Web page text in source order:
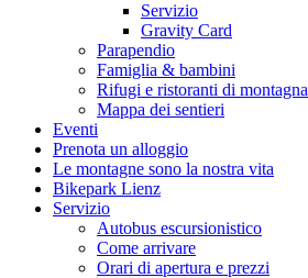
Servizio
Gravity Card
Parapendio
Famiglia & bambini
Rifugi e ristoranti di montagna
Mappa dei sentieri
Eventi
Prenota un alloggio
Le montagne sono la nostra vita
Bikepark Lienz
Servizio
Autobus escursionistico
Come arrivare
Orari di apertura e prezzi